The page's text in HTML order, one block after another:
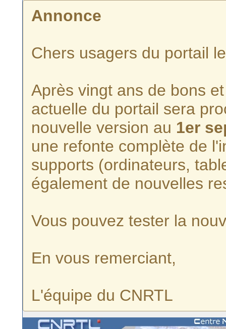
Annonce
Chers usagers du portail
Après vingt ans de bons
actuelle du portail sera
nouvelle version au 1er
une refonte complète de
supports (ordinateurs,
également de nouvelles
Vous pouvez tester la
En vous remerciant,
L'équipe du CNRTL